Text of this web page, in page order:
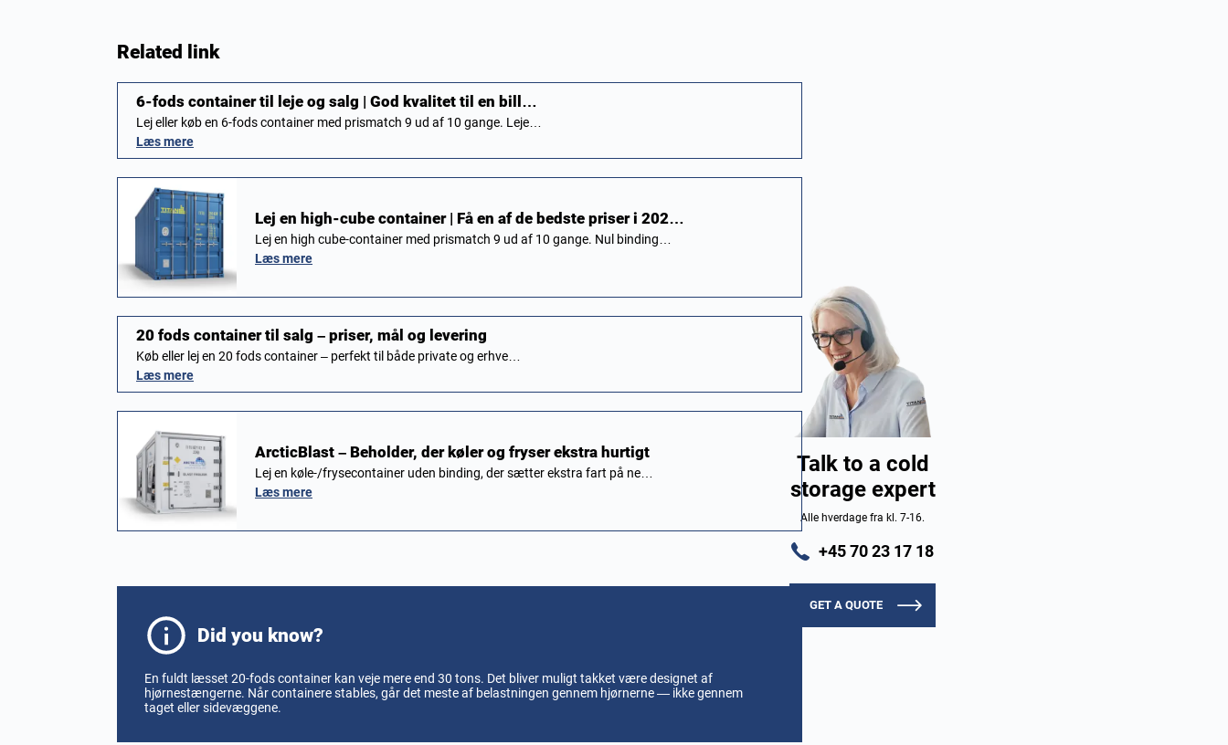
Related link
6-fods container til leje og salg | God kvalitet til en bill…
Lej eller køb en 6-fods container med prismatch 9 ud af 10 gange. Leje…
Læs mere
Lej en high-cube container | Få en af de bedste priser i 202…
Lej en high cube-container med prismatch 9 ud af 10 gange. Nul binding…
Læs mere
20 fods container til salg – priser, mål og levering
Køb eller lej en 20 fods container – perfekt til både private og erhve…
Læs mere
ArcticBlast – Beholder, der køler og fryser ekstra hurtigt
Lej en køle-/frysecontainer uden binding, der sætter ekstra fart på ne…
Læs mere
Did you know?
En fuldt læsset 20-fods container kan veje mere end 30 tons. Det bliver muligt takket være designet af
hjørnestængerne. Når containere stables, går det meste af belastningen gennem hjørnerne — ikke gennem
taget eller sidevæggene.
Talk to a cold
storage expert
Alle hverdage fra kl. 7-16.
+45 70 23 17 18
GET A QUOTE